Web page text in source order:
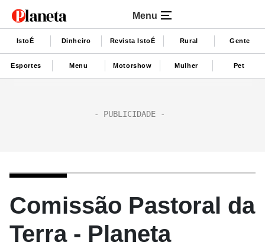
Menu
IstoÉ Dinheiro Revista IstoÉ Rural Gente
Esportes Menu Motorshow Mulher Pet
Comissão Pastoral da
Terra - Planeta